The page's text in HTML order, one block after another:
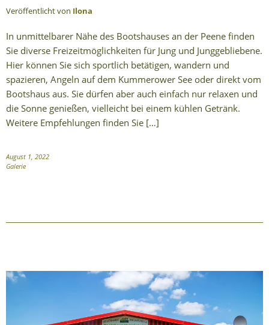
Veröffentlicht von Ilona
In unmittelbarer Nähe des Bootshauses an der Peene finden
Sie diverse Freizeitmöglichkeiten für Jung und Junggebliebene.
Hier können Sie sich sportlich betätigen, wandern und
spazieren, Angeln auf dem Kummerower See oder direkt vom
Bootshaus aus. Sie dürfen aber auch einfach nur relaxen und
die Sonne genießen, vielleicht bei einem kühlen Getränk.
Weitere Empfehlungen finden Sie […]
August 1, 2022
Galerie